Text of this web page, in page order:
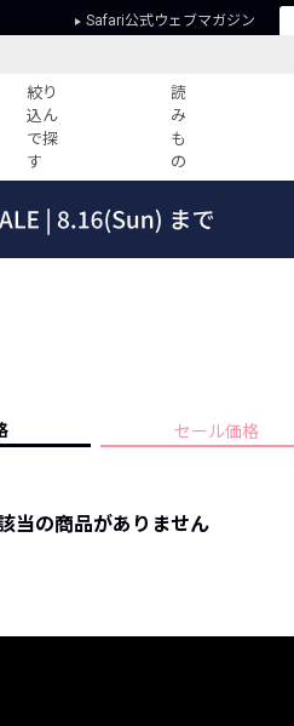
Safari公式ウェブマガジン
絞り
込ん
で探
す
読
み
も
の
プライバシーポリシー
セール価格
当の商品がありません